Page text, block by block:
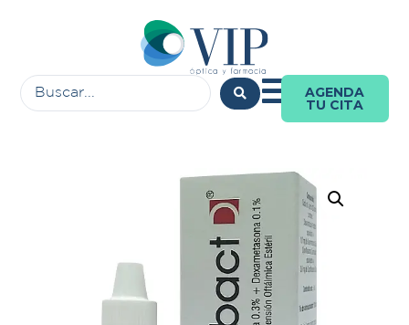
AGENDA
TU CITA